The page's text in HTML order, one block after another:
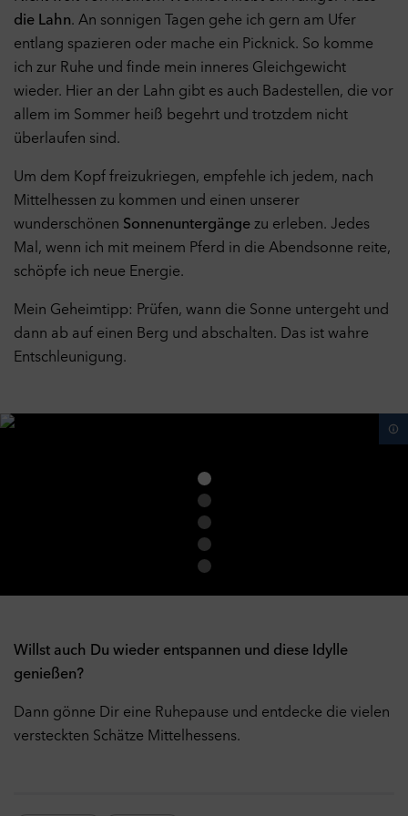
die Lahn. An sonnigen Tagen gehe ich gern am Ufer
entlang spazieren oder mache ein Picknick. So komme
ich zur Ruhe und finde mein inneres Gleichgewicht
wieder. Hier an der Lahn gibt es auch Badestellen, die vor
allem im Sommer heiß begehrt und trotzdem nicht
überlaufen sind.
Um dem Kopf freizukriegen, empfehle ich jedem, nach
Mittelhessen zu kommen und einen unserer
wunderschönen Sonnenuntergänge zu erleben. Jedes
Mal, wenn ich mit meinem Pferd in die Abendsonne reite,
schöpfe ich neue Energie.
Mein Geheimtipp: Prüfen, wann die Sonne untergeht und
dann ab auf einen Berg und abschalten. Das ist wahre
Entschleunigung.
Willst auch Du wieder entspannen und diese Idylle
genießen?
Dann gönne Dir eine Ruhepause und entdecke die vielen
versteckten Schätze Mittelhessens.
Alle Cookies akzeptieren